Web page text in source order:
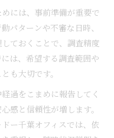
には、事前準備が重要で
パターンや不審な日時、
ておくことで、調査精度
は、希望する調査範囲や
も大切です。
過をこまめに報告してく
感と信頼性が増します。
ー千葉オフィスでは、依